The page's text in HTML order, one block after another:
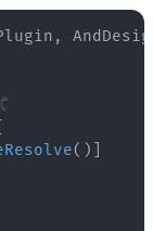
,
( )